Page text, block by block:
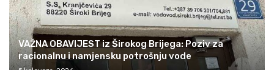
VAŽNA OBAVIJEST iz Širokog Brijega: Poziv za
racionalnu i namjensku potrošnju vode